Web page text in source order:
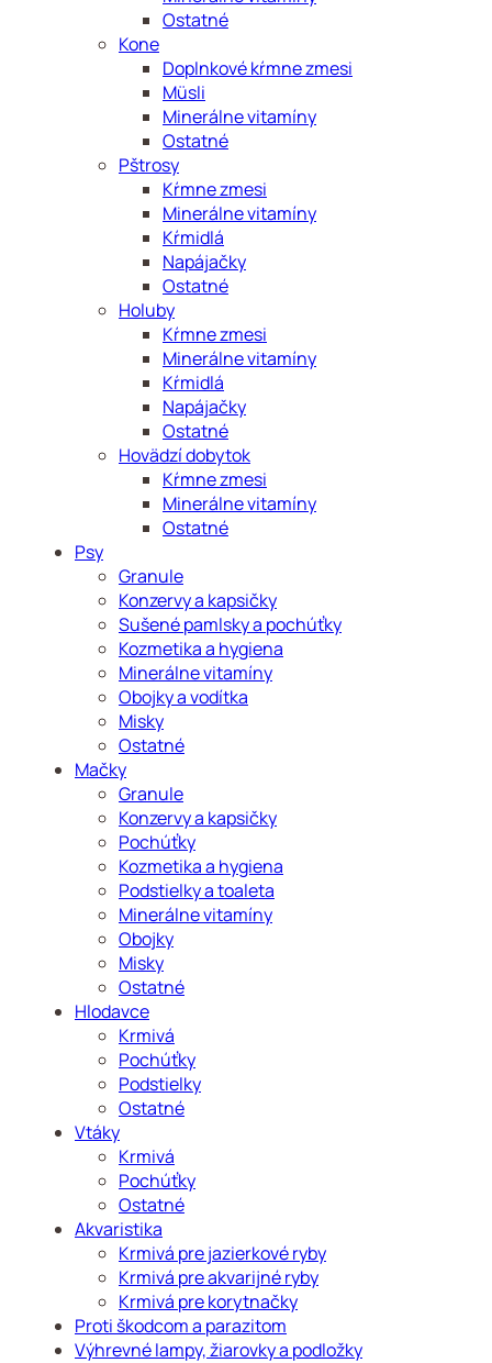
Ostatné
Kone
Doplnkové kŕmne zmesi
Müsli
Minerálne vitamíny
Ostatné
Pštrosy
Kŕmne zmesi
Minerálne vitamíny
Kŕmidlá
Napájačky
Ostatné
Holuby
Kŕmne zmesi
Minerálne vitamíny
Kŕmidlá
Napájačky
Ostatné
Hovädzí dobytok
Kŕmne zmesi
Minerálne vitamíny
Ostatné
Psy
Granule
Konzervy a kapsičky
Sušené pamlsky a pochúťky
Kozmetika a hygiena
Minerálne vitamíny
Obojky a vodítka
Misky
Ostatné
Mačky
Granule
Konzervy a kapsičky
Pochúťky
Kozmetika a hygiena
Podstielky a toaleta
Minerálne vitamíny
Obojky
Misky
Ostatné
Hlodavce
Krmivá
Pochúťky
Podstielky
Ostatné
Vtáky
Krmivá
Pochúťky
Ostatné
Akvaristika
Krmivá pre jazierkové ryby
Krmivá pre akvarijné ryby
Krmivá pre korytnačky
Proti škodcom a parazitom
Výhrevné lampy, žiarovky a podložky